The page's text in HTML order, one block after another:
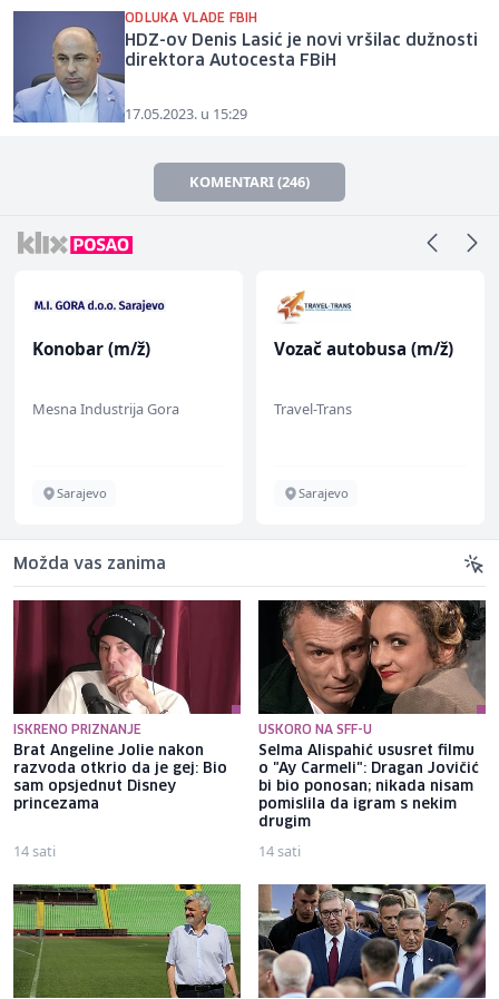
ODLUKA VLADE FBIH
HDZ-ov Denis Lasić je novi vršilac dužnosti
direktora Autocesta FBiH
17.05.2023. u 15:29
KOMENTARI (246)
Konobar (m/ž)
Mesna Industrija Gora
Sarajevo
Vozač autobusa (m/ž)
Travel-Trans
Sarajevo
Možda vas zanima
ISKRENO PRIZNANJE
Brat Angeline Jolie nakon
razvoda otkrio da je gej: Bio
sam opsjednut Disney
princezama
14 sati
USKORO NA SFF-U
Selma Alispahić ususret filmu
o "Ay Carmeli": Dragan Jovičić
bi bio ponosan; nikada nisam
pomislila da igram s nekim
drugim
14 sati